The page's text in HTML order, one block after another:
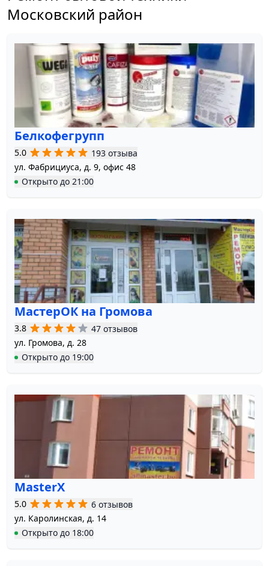
Московский район
Белкофегрупп
5.0
193 отзыва
ул. Фабрициуса, д. 9, офис 48
Открыто до 21:00
МастерОК на Громова
3.8
47 отзывов
ул. Громова, д. 28
Открыто до 19:00
MasterX
5.0
6 отзывов
ул. Каролинская, д. 14
Открыто до 18:00